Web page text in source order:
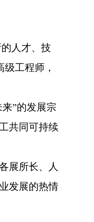
人才、技
工程师，
”的发展宗
共同可持续
展所长、人
发展的热情